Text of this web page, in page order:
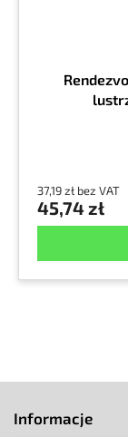
37,19 zł bez VAT
45,74 zł
Informacje